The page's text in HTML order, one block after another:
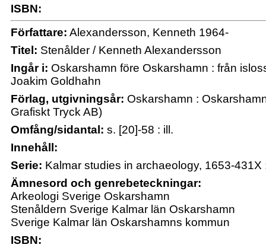
ISBN:
Författare: Alexandersson, Kenneth 1964-
Titel: Stenålder / Kenneth Alexandersson
Ingår i: Oskarshamn före Oskarshamn : från
Joakim Goldhahn
Förlag, utgivningsår: Oskarshamn :
Grafiskt Tryck AB)
Omfång/sidantal: s. [20]-58 : ill.
Innehåll:
Serie: Kalmar studies in archaeology, 1653-431X
Ämnesord och genrebeteckningar:
Arkeologi Sverige Oskarshamn
Stenåldern Sverige Kalmar län Oskarshamn
Sverige Kalmar län Oskarshamns kommun
ISBN: